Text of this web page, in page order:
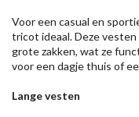
Voor een casual en
tricot ideaal. Deze
grote zakken, wat ze
voor een dagje thuis of
Lange vesten